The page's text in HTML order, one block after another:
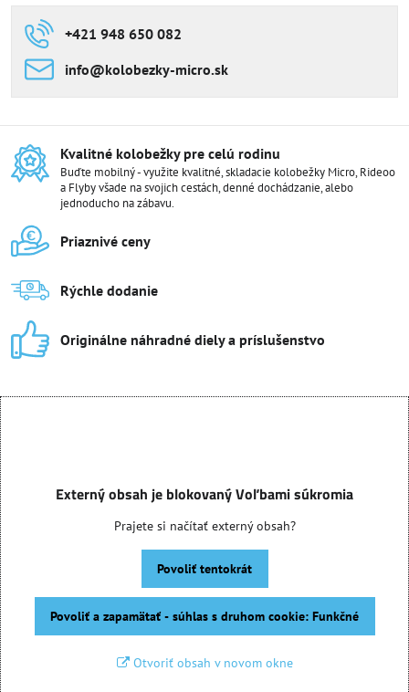
+421 948 650 082
info​@kolobezky-micro​.sk
Kvalitné kolobežky pre celú rodinu
Buďte mobilný - využite kvalitné, skladacie kolobežky Micro, Rideoo
a Flyby všade na svojich cestách, denné dochádzanie, alebo
jednoducho na zábavu.
Priaznivé ceny
Rýchle dodanie
Originálne náhradné diely a príslušenstvo
Externý obsah je blokovaný Voľbami súkromia
Prajete si načítať externý obsah?
Povoliť tentokrát
Povoliť a zapamätať - súhlas s druhom cookie: Funkčné
Otvoriť obsah v novom okne